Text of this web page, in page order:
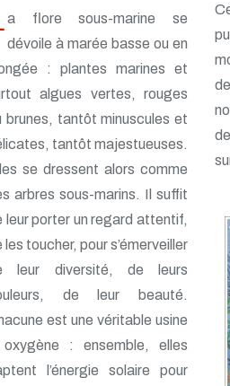
a flore sous-marine se
dévoile à marée basse ou en
: plantes marines et
algues vertes, rouges
brunes, tantôt minuscules et
tantôt majestueuses.
se dressent alors comme
arbres sous-marins. Il suffit
leur porter un regard attentif,
les toucher, pour s’émerveiller
leur diversité, de leurs
de leur beauté.
est une véritable usine
: ensemble, elles
l’énergie solaire pour